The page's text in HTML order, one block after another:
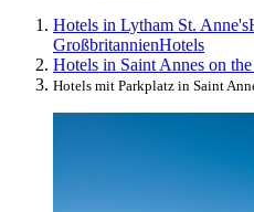
Hotels in Lytham St. Anne's
GroßbritannienHotels
Hotels in Saint Annes on the
Hotels mit Parkplatz in Saint